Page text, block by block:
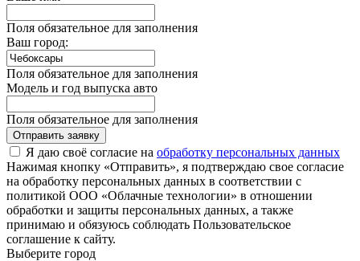
Поля обязательное для заполнения
Ваш город:
Поля обязательное для заполнения
Модель и год выпуска авто
Поля обязательное для заполнения
Отправить заявку
Я даю своё согласие на обработку персональных данных
Нажимая кнопку «Отправить», я подтверждаю свое согласие
на обработку персональных данных в соответствии с
политикой ООО «Облачные технологии» в отношении
обработки и защиты персональных данных, а также
принимаю и обязуюсь соблюдать Пользовательское
соглашение к сайту.
Выберите город